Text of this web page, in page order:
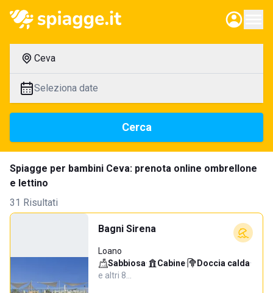
Ceva
Seleziona date
Cerca
Spiagge per bambini Ceva: prenota online ombrellone
e lettino
31 Risultati
Bagni Sirena
Loano
Sabbiosa· Cabine· Doccia calda·
e altri 8…